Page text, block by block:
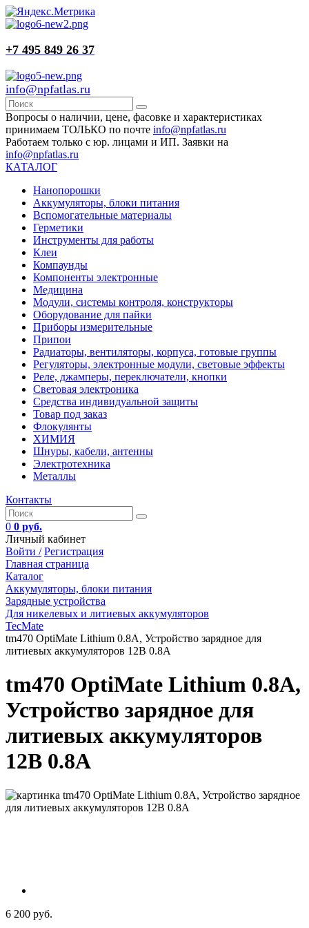
+7 495 849 26 37
info@npfatlas.ru
Вопросы о наличии, цене, фасовке и характеристиках
принимаем ТОЛЬКО по почте info@npfatlas.ru
Работаем только с юр. лицами и ИП. Заявки на
info@npfatlas.ru
КАТАЛОГ
Нанопорошки
Аккумуляторы, блоки питания
Вспомогательные материалы
Герметики
Инструменты для работы
Клеи
Компаунды
Компоненты электронные
Медицина
Модули, системы контроля, конструкторы
Оборудование для пайки
Приборы измерительные
Припои
Радиаторы, вентиляторы, корпуса, готовые группы
Регуляторы, электронные модули, световые эффекты
Реле, джамперы, переключатели, кнопки
Световая электроника
Средства индивидуальной защиты
Товар под заказ
Флокулянты
ХИМИЯ
Шнуры, кабели, антенны
Электротехника
Металлы
Контакты
0 0 руб.
Личный кабинет
Войти / Регистрация
Главная страница
Каталог
Аккумуляторы, блоки питания
Зарядные устройства
Для никелевых и литиевых аккумуляторов
TecMate
tm470 OptiMate Lithium 0.8А, Устройство зарядное для
литиевых аккумуляторов 12В 0.8А
tm470 OptiMate Lithium 0.8А,
Устройство зарядное для
литиевых аккумуляторов
12В 0.8А
6 200 руб.